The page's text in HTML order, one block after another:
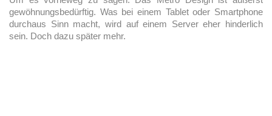
gewöhnungsbedürftig. Was bei einem Tablet oder Smartphone
durchaus Sinn macht, wird auf einem Server eher hinderlich
sein. Doch dazu später mehr.